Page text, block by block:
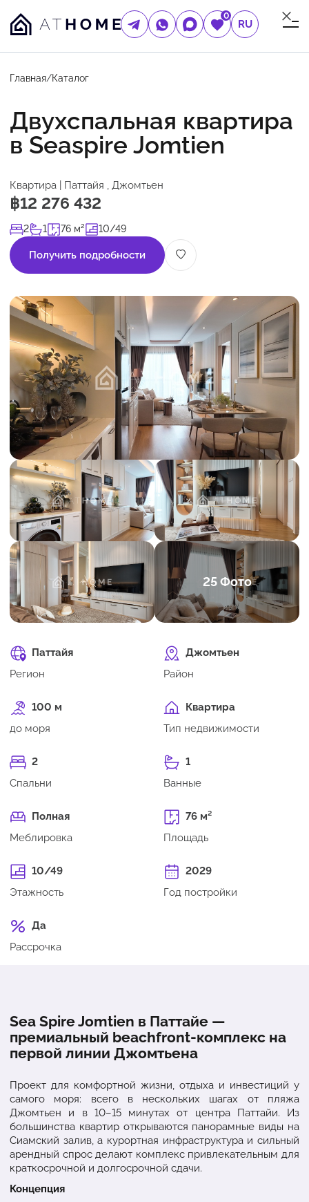
0
RU
Главная/Каталог
Двухспальная квартира
в Seaspire Jomtien
Квартира | Паттайя , Джомтьен
฿12 276 432
2 1 76 м² 10/49
Получить подробности
25 Фото
Паттайя
Регион
Джомтьен
Район
100 м
до моря
Квартира
Тип недвижимости
2
Спальни
1
Ванные
Полная
Меблировка
76 м²
Площадь
10/49
Этажность
2029
Год постройки
Да
Рассрочка
Sea Spire Jomtien в Паттайе —
премиальный beachfront-комплекс на
первой линии Джомтьена
Проект для комфортной жизни, отдыха и инвестиций у
самого моря: всего в нескольких шагах от пляжа
Джомтьен и в 10–15 минутах от центра Паттайи. Из
большинства квартир открываются панорамные виды на
Сиамский залив, а курортная инфраструктура и сильный
арендный спрос делают комплекс привлекательным для
краткосрочной и долгосрочной сдачи.
Концепция